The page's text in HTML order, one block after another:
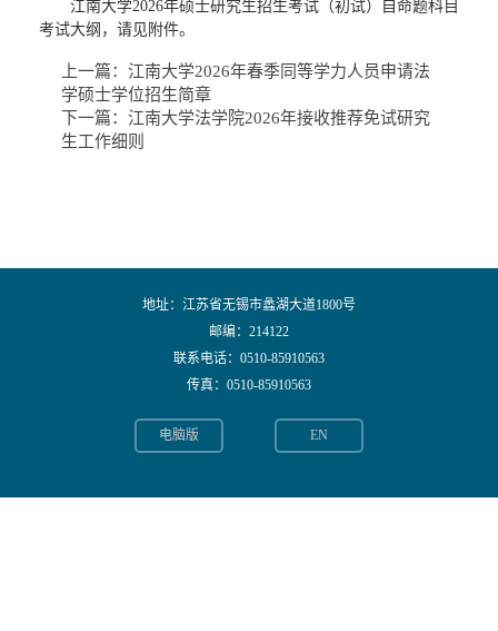
江南大学2026年硕士研究生招生考试（初试）自命题科目
考试大纲，请见附件。
上一篇： 江南大学2026年春季同等学力人员申请法
学硕士学位招生简章
下一篇： 江南大学法学院2026年接收推荐免试研究
生工作细则
地址：江苏省无锡市蠡湖大道1800号
邮编：214122
联系电话：0510-85910563
传真：0510-85910563
电脑版 EN